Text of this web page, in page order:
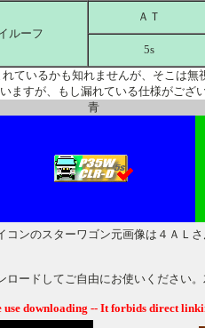
ルーフ
ＡＴ
5s
ているかも知れませんが、そこは無
ますが、もし漏れている仕様がござ
青
コンのスターワゴン元画像は４ＡＬさ
ードしてご自由にお使いください。
use downloading -- It forbids direct